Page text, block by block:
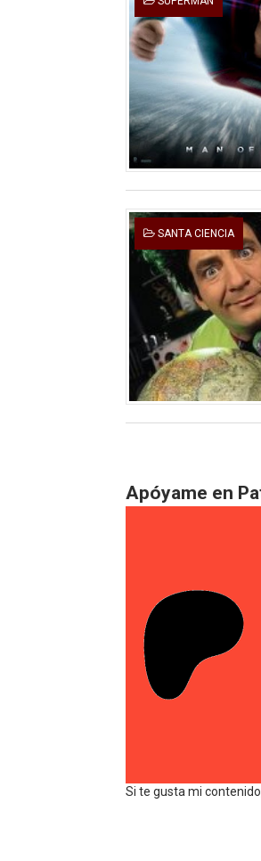
SANTA CIENCIA
Apóyame en
Si te gusta mi